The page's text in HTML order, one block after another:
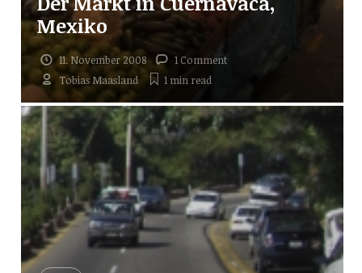
Mexiko
11. November 2008
1 Comment
Tobias Maasland
1 min read